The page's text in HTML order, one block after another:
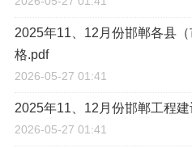
2025年11、12月份邯郸各县
格.pdf
2026-05-27 01:41
2025年11、12月份邯郸工程
2026-05-27 01:41